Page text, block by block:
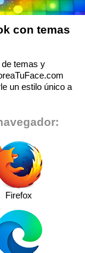
con temas
temas y
un estilo único a
Firefox